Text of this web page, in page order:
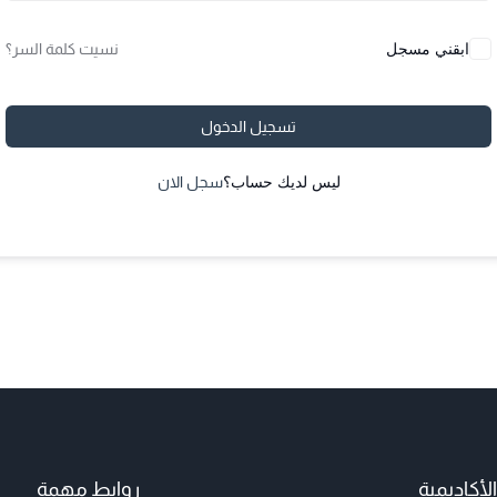
ابقني مسجل نسيت كلمة السر؟
تسجيل الدخول
ليس لديك حساب؟سجل الان
روابط مهمة